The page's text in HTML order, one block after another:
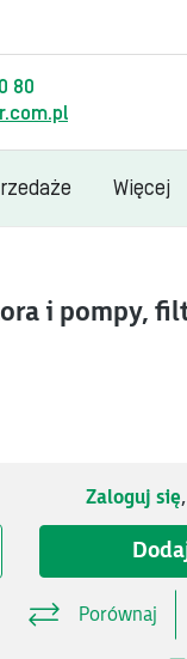
80
Więcej
i pompy,
Zaloguj się
Porównaj